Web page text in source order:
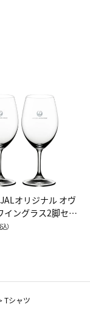
オリジナル オヴ
イングラス2脚セッ
イン）
込）
Tシャツ